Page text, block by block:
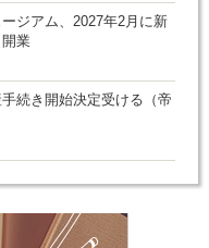
ジアム、2027年2月に新
業
続き開始決定受ける（帝